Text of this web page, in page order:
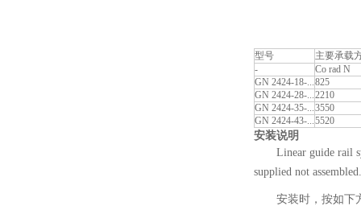
型号
主要承载
-
Co rad N
GN 2424-18-...825
GN 2424-28-...2210
GN 2424-35-...3550
GN 2424-43-...5520
安装说明
Linear guide rail
supplied not
安装时，按如下